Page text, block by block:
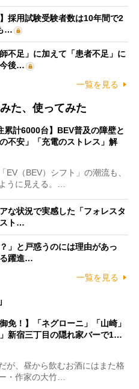
採用試験受験者数は10年間で2
…
不足」に加えて「患者不足」に
後…
一覧を見る
た、使ってみた
累計6000台】BEV普及の障壁と
不安」「充電のストレス」解
（BEV）シフト」の潮流も、
うに見える。…
な状況で実感した「フォレスタ
ト…
」と戸惑うのには理由があっ
躍進…
一覧を見る
免！】「ネグローニ」「山崎」
」新宿三丁目の隠れ家バーで1…
が、昼から飲むお酒にはまた格
・作家の大竹…